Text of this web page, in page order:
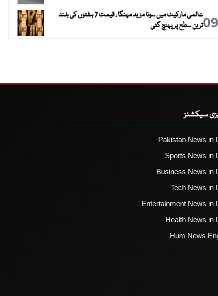
09
عالمی مارکیٹ میں سونا مزید مہنگا ، قیمت 7 ہفتوں کی بلند
ترین سطح پر پہنچ گئی
سیکشنز
Pakistan News in
Sports News in
Business News in
Tech News in
Entertainment News in
Health News in
Hum News